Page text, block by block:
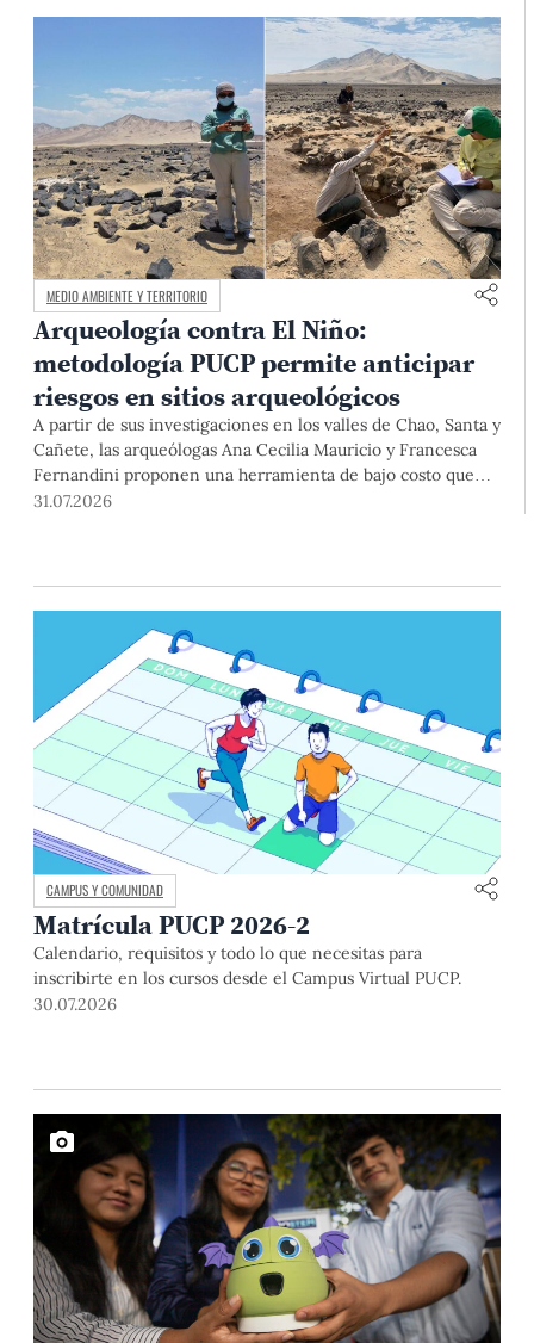
MEDIO AMBIENTE Y TERRITORIO
Arqueología contra El Niño:
metodología PUCP permite anticipar
riesgos en sitios arqueológicos
A partir de sus investigaciones en los valles de Chao, Santa y
Cañete, las arqueólogas Ana Cecilia Mauricio y Francesca
Fernandini proponen una herramienta de bajo costo que
combina datos abiertos, mapas, sistemas de información
31.07.2026
CAMPUS Y COMUNIDAD
Matrícula PUCP 2026-2
Calendario, requisitos y todo lo que necesitas para
inscribirte en los cursos desde el Campus Virtual PUCP.
30.07.2026